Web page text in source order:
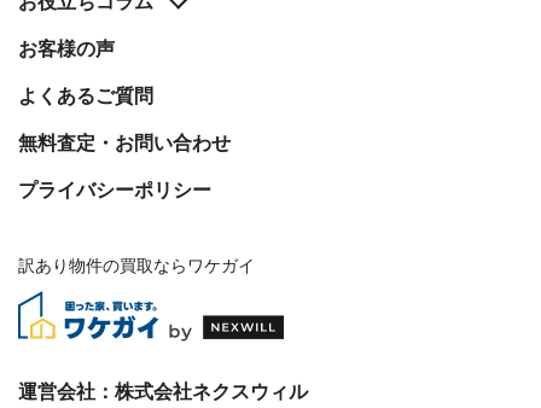
ら ›
📞
の無
定
0120-
408 ／
ダウ
ンロ
ード
料）
サー
お客様の声
よくあるご質問
無料査定・お問い合わせ
プライバシーポリシー
訳あり物件の買取ならワケガイ
運営会社： 株式会社ネクスウィル